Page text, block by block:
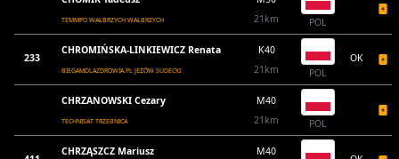
TEMMPO WAŁBRZYCH WAŁBRZYCH
21km
POL
233
CHROMIŃSKA-LINKIEWICZ Renata
BIEGAMDLAZDROWIA.PL JEŻÓW SUDECKI
K40
21km
POL
OK
CHRZANOWSKI Cezary
TECHNISAT TRZEBNICA
M40
21km
POL
CHRZĄSZCZ Mariusz M40